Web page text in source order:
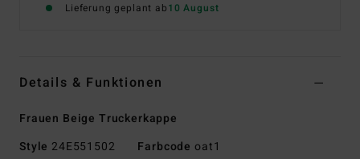
Lieferung geplant ab10 August
Details & Funktionen
Frauen Beige Truckerkappe
Style 24E551502 Farbcode oat1